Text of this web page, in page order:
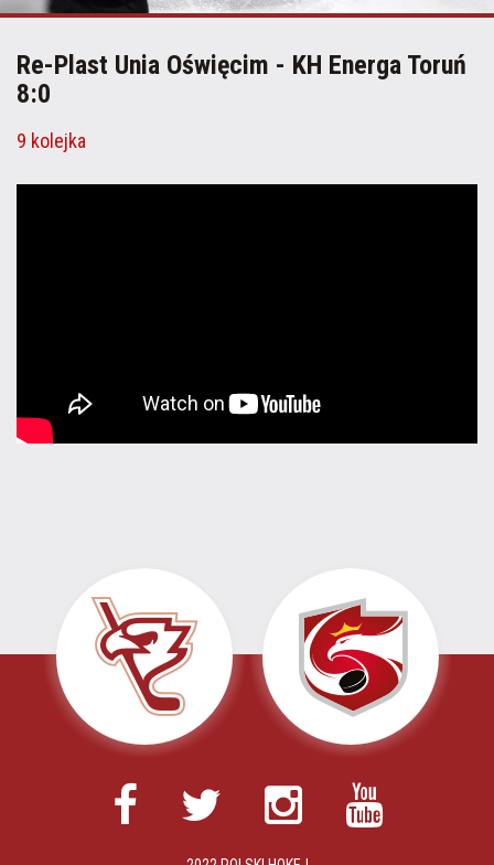
Re-Plast Unia Oświęcim - KH Energa Toruń
8:0
9 kolejka